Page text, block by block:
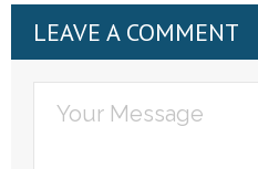
LEAVE A COMMENT